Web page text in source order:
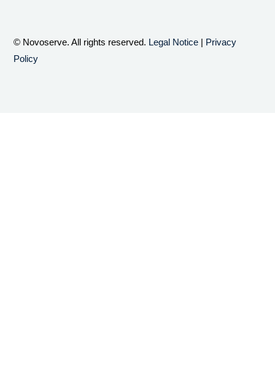
© Novoserve. All rights reserved. Legal Notice | Privacy
Policy